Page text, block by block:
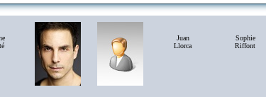
Juan
Llorca
Sophie
Riffont